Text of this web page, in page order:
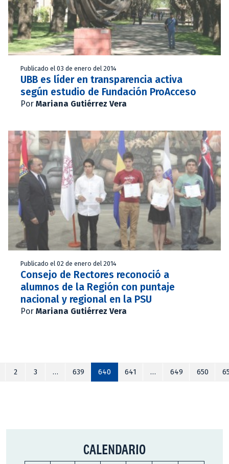
Publicado el 03 de enero del 2014
UBB es líder en transparencia activa
según estudio de Fundación ProAcceso
Por Mariana Gutiérrez Vera
Publicado el 02 de enero del 2014
Consejo de Rectores reconoció a
alumnos de la Región con puntaje
nacional y regional en la PSU
Por Mariana Gutiérrez Vera
2 3 … 639 640 641 … 649 650
CALENDARIO